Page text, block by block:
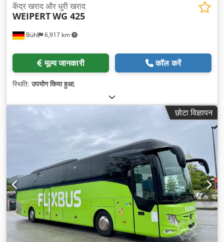
Bühl 6,917 km
केंद्र खराद और धुरी खराद
WEIPERTWG 425
मूल्य जानकारी कॉल करें
स्थिति:उपयोग किया हुआ,
छोटा विज्ञापन